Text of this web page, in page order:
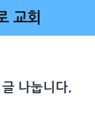
교회
나눕니다.